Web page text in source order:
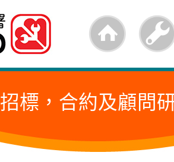
招標，合約及顧問